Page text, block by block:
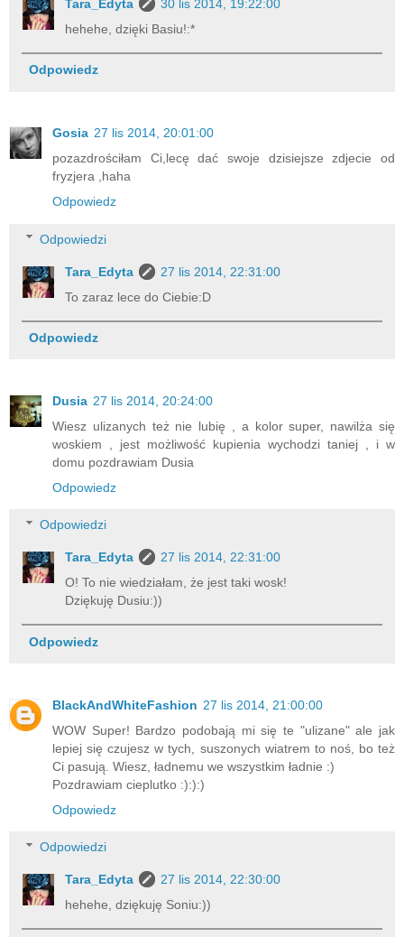
Tara_Edyta
30 lis 2014, 19:22:00
hehehe, dzięki Basiu!:*
Odpowiedz
Gosia 27 lis 2014, 20:01:00
pozazdrościłam Ci,lecę dać swoje dzisiejsze zdjecie od
fryzjera ,haha
Odpowiedz
Odpowiedzi
Tara_Edyta
27 lis 2014, 22:31:00
To zaraz lece do Ciebie:D
Odpowiedz
Dusia 27 lis 2014, 20:24:00
Wiesz ulizanych też nie lubię , a kolor super, nawilża się
woskiem , jest możliwość kupienia wychodzi taniej , i w
domu pozdrawiam Dusia
Odpowiedz
Odpowiedzi
Tara_Edyta
27 lis 2014, 22:31:00
O! To nie wiedziałam, że jest taki wosk!
Dziękuję Dusiu:))
Odpowiedz
BlackAndWhiteFashion 27 lis 2014, 21:00:00
WOW Super! Bardzo podobają mi się te "ulizane" ale jak
lepiej się czujesz w tych, suszonych wiatrem to noś, bo też
Ci pasują. Wiesz, ładnemu we wszystkim ładnie :)
Pozdrawiam cieplutko :):):)
Odpowiedz
Odpowiedzi
Tara_Edyta
27 lis 2014, 22:30:00
hehehe, dziękuję Soniu:))